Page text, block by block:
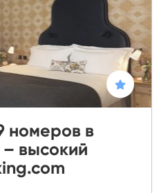
номеров в
высокий